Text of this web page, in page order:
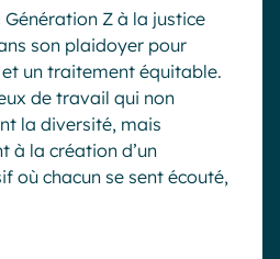
Z à la justice
son plaidoyer pour
et un traitement équitable.
de travail qui non
la diversité, mais
à la création d’un
où chacun se sent écouté,